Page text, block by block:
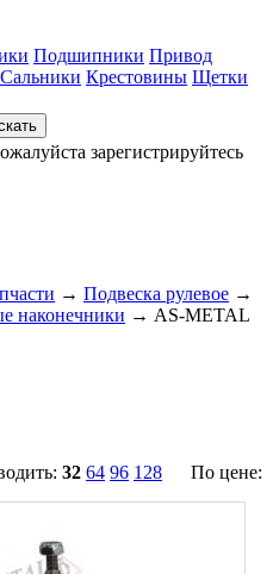
Подшипники Привод
Сальники Крестовины Щетки
зарегистрируйтесь
→ Подвеска рулевое →
наконечники → AS-METAL
32 64 96 128 По цене: